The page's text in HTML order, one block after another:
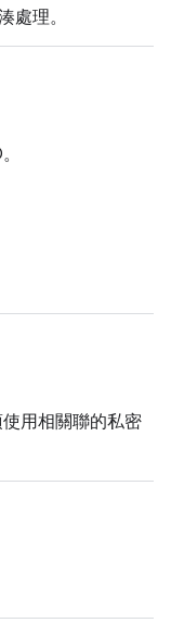
處理。
用相關聯的私密